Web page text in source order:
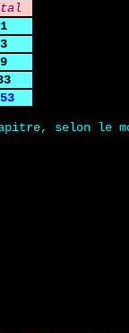
1
3
9
selon le